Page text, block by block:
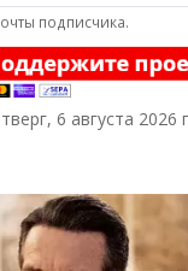
подписчика.
6 августа 2026